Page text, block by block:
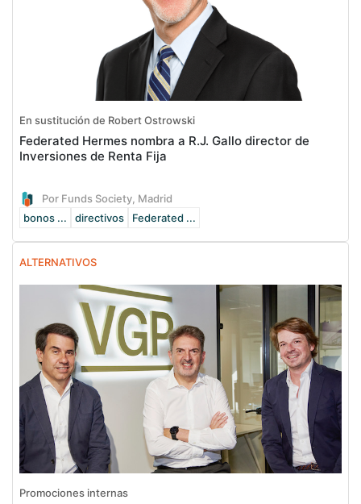
En sustitución de Robert Ostrowski
Federated Hermes nombra a R.J. Gallo director de
Inversiones de Renta Fija
Por Funds Society, Madrid
bonos ...
directivos Federated ...
ALTERNATIVOS
Promociones internas